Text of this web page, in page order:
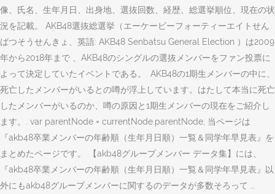
像、氏名、生年月日、出身地、選抜回数、経歴、総選挙順位、現在の状
況を記載。 AKB48選抜総選挙（エーケービーフォーティーエイトせん
ばつそうせんきょ、英語: AKB48 Senbatsu General Election ）は2009
年から2018年まで 、AKB48のシングルの選抜メンバーをファン投票に
よって決定していたイベントである。. AKB48の1期生メンバーの中に、
死亡したメンバーがいるとの噂が浮上しています。はたして本当に死亡
したメンバーがいるのか、噂の原因と1期生メンバーの現在をご紹介し
ます。. var parentNode = currentNode.parentNode; 当ページは
『akb48卒業メンバーの年齢順（生年月日順）一覧＆同学年早見表』を
まとめたページです。 【akb48グループメンバー データ集】には、
『akb48卒業メンバーの年齢順（生年月日順）一覧＆同学年早見表』以
外にもakb48グループメンバーに関するのデータが多数そろって …